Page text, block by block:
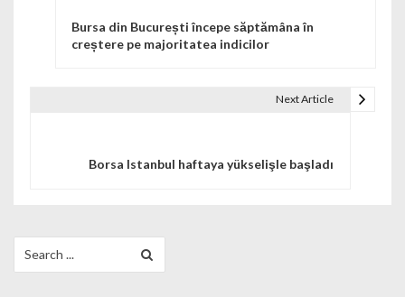
Bursa din București începe săptămâna în
creștere pe majoritatea indicilor
Next Article
Borsa Istanbul haftaya yükselişle başladı